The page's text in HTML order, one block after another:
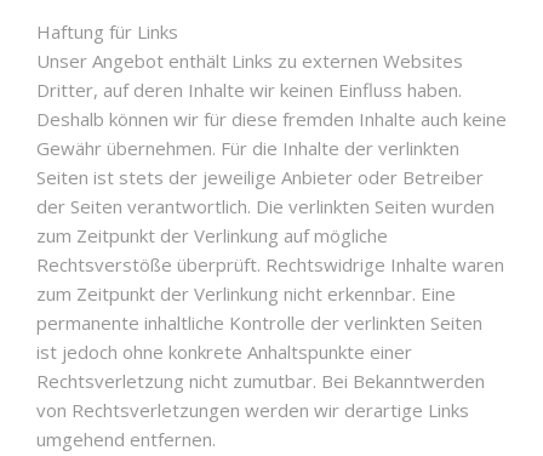
Haftung für Links
Unser Angebot enthält Links zu externen Websites
Dritter, auf deren Inhalte wir keinen Einfluss haben.
Deshalb können wir für diese fremden Inhalte auch keine
Gewähr übernehmen. Für die Inhalte der verlinkten
Seiten ist stets der jeweilige Anbieter oder Betreiber
der Seiten verantwortlich. Die verlinkten Seiten wurden
zum Zeitpunkt der Verlinkung auf mögliche
Rechtsverstöße überprüft. Rechtswidrige Inhalte waren
zum Zeitpunkt der Verlinkung nicht erkennbar. Eine
permanente inhaltliche Kontrolle der verlinkten Seiten
ist jedoch ohne konkrete Anhaltspunkte einer
Rechtsverletzung nicht zumutbar. Bei Bekanntwerden
von Rechtsverletzungen werden wir derartige Links
umgehend entfernen.